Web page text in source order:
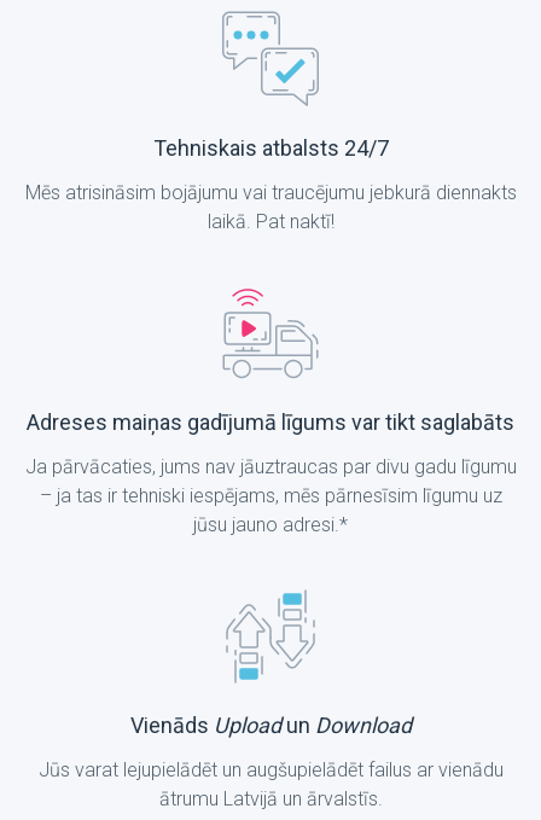
Tehniskais atbalsts 24/7
Mēs atrisināsim bojājumu vai traucējumu jebkurā diennakts
laikā. Pat naktī!
Adreses maiņas gadījumā līgums var tikt saglabāts
Ja pārvācaties, jums nav jāuztraucas par divu gadu līgumu
– ja tas ir tehniski iespējams, mēs pārnesīsim līgumu uz
jūsu jauno adresi.*
Vienāds Uploadun Download
Jūs varat lejupielādēt un augšupielādēt failus ar vienādu
ātrumu Latvijā un ārvalstīs.